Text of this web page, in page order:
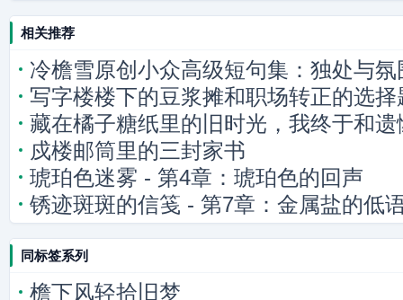
相关推荐
冷檐雪原创小众高级短句集：独处与
写字楼楼下的豆浆摊和职场转正的选择
藏在橘子糖纸里的旧时光，我终于和遗
戍楼邮筒里的三封家书
琥珀色迷雾 - 第4章：琥珀色的回声
锈迹斑斑的信笺 - 第7章：金属盐的低
同标签系列
檐下风轻拾旧梦